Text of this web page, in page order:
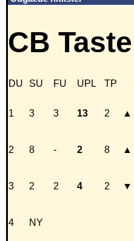
CB Taste
DU
SU FU UPL TP
1 3 3 13 2 ▲
2 8 - 2 8 ▲
3 2 2 4 2 ▼
4 NY